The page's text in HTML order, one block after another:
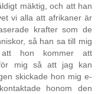
mäktig, och att han
vi alla att afrikaner är
krafter som de
så han sa till mig
hon kommer att
för mig så att jag kan
skickade hon mig e-
honom den